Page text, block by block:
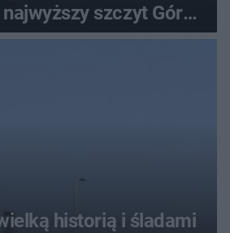
szczyt Gór
historią i śladami